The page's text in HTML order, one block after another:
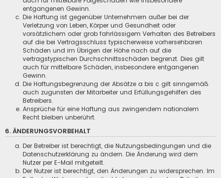
entgangenen Gewinn.
Die Haftung ist gegenüber Unternehmern außer bei der
Verletzung von Leben, Körper und Gesundheit oder
vorsätzlichem oder grob fahrlässigem Verhalten des Betreibers
auf die bei Vertragsschluss typischerweise vorhersehbaren
Schäden und im Übrigen der Höhe nach auf die
vertragstypischen Durchschnittsschäden begrenzt. Dies gilt
auch für mittelbare Schäden, insbesondere entgangenen
Gewinn.
Die Haftungsbegrenzung der Absätze a bis c gilt sinngemäß
auch zugunsten der Mitarbeiter und Erfüllungsgehilfen des
Betreibers.
Ansprüche für eine Haftung aus zwingendem nationalem
Recht bleiben unberührt.
6. ÄNDERUNGSVORBEHALT
Der Betreiber ist berechtigt, die Nutzungsbedingungen und die
Datenschutzerklärung zu ändern. Die Änderung wird dem
Nutzer per E-Mail mitgeteilt.
Der Nutzer ist berechtigt, den Änderungen zu widersprechen. Im